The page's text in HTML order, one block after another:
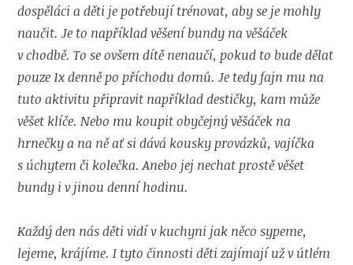
dospěláci a děti je potřebují trénovat, aby se je mohly
naučit. Je to například věšení bundy na věšáček
v chodbě. To se ovšem dítě nenaučí, pokud to bude dělat
pouze 1x denně po příchodu domů. Je tedy fajn mu na
tuto aktivitu připravit například destičky, kam může
věšet klíče. Nebo mu koupit obyčejný věšáček na
hrnečky a na ně ať si dává kousky provázků, vajíčka
s úchytem či kolečka. Anebo jej nechat prostě věšet
bundy i v jinou denní hodinu.
Každý den nás děti vidí v kuchyni jak něco sypeme,
lejeme, krájíme. I tyto činnosti děti zajímají už v útlém